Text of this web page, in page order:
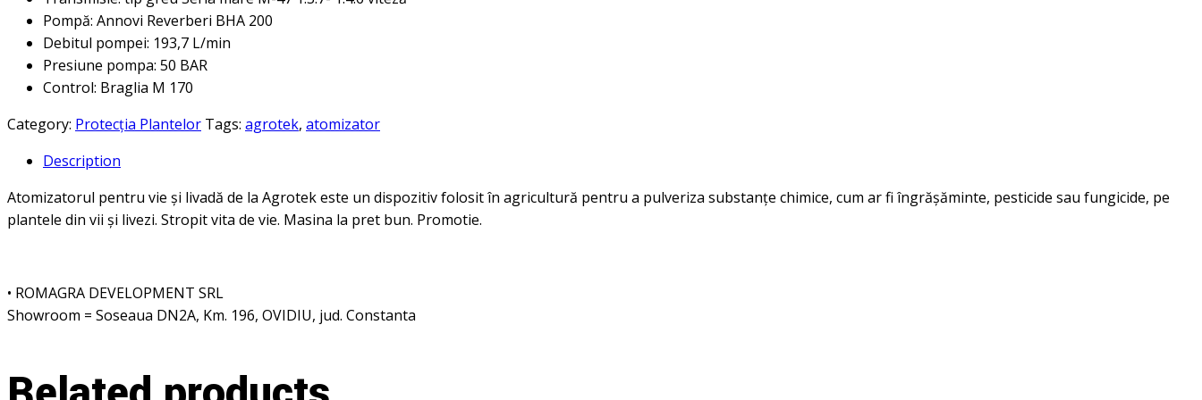
Pompă: Annovi Reverberi BHA 200
Debitul pompei: 193,7 L/min
Presiune pompa: 50 BAR
Control: Braglia M 170
Category: Protecția Plantelor Tags: agrotek, atomizator
Description
Atomizatorul pentru vie și livadă de la Agrotek este un dispozitiv folosit în agricultură pentru a pulveriza substanțe chimice, cum ar fi îngrășăminte, pesticide sau fungicide, pe
plantele din vii și livezi. Stropit vita de vie. Masina la pret bun. Promotie.
• ROMAGRA DEVELOPMENT SRL
Showroom = Soseaua DN2A, Km. 196, OVIDIU, jud. Constanta